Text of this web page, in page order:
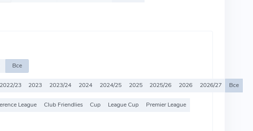
Все
2022/23 2023 2023/24 2024 2024/25 2025 2025/26 2026 2026/27 Все
League Club Friendlies Cup League Cup
Premier League